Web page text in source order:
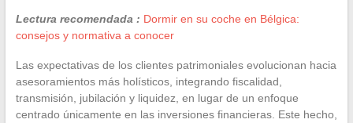
Lectura recomendada : Dormir en su coche en Bélgica:
consejos y normativa a conocer
Las expectativas de los clientes patrimoniales evolucionan hacia
asesoramientos más holísticos, integrando fiscalidad,
transmisión, jubilación y liquidez, en lugar de un enfoque
centrado únicamente en las inversiones financieras. Este hecho,